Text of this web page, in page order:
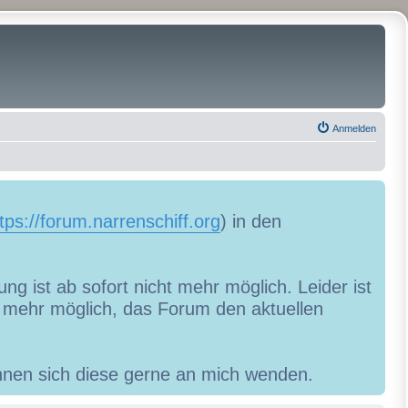
Anmelden
forum.narrenschiff.org) in den
ist ab sofort nicht mehr möglich. Leider ist
möglich, das Forum den aktuellen
sich diese gerne an mich wenden.